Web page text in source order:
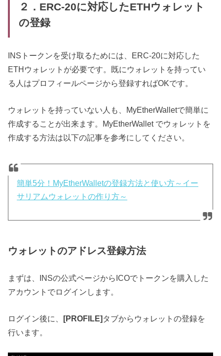
２．ERC-20に対応したETHウォレット
の登録
INSトークンを受け取るためには、ERC-20に対応した
ETHウォレットが必要です。既にウォレットを持ってい
る人はプロフィールページから登録すればOKです。
ウォレットを持っていない人も、MyEtherWalletで簡単に
作成することが出来ます。MyEtherWallet でウォレットを
作成する方法は以下の記事を参考にしてください。
簡単5分！MyEtherWalletの登録方法と使い方～イー
サリアムウォレットの作り方～
ウォレットのアドレス登録方法
まずは、INSの公式ページからICOでトークンを購入した
アカウントでログインします。
ログイン後に、 [PROFILE]タブからウォレットの登録を
行います。